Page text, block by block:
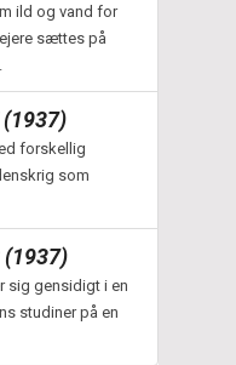
ild og vand for
sættes på
(1937)
forskellig
som
(1937)
sig gensidigt i en
studiner på en